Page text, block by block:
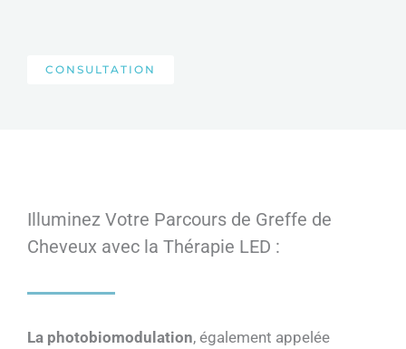
CONSULTATION
Illuminez Votre Parcours de Greffe de
Cheveux avec la Thérapie LED :
La photobiomodulation, également appelée